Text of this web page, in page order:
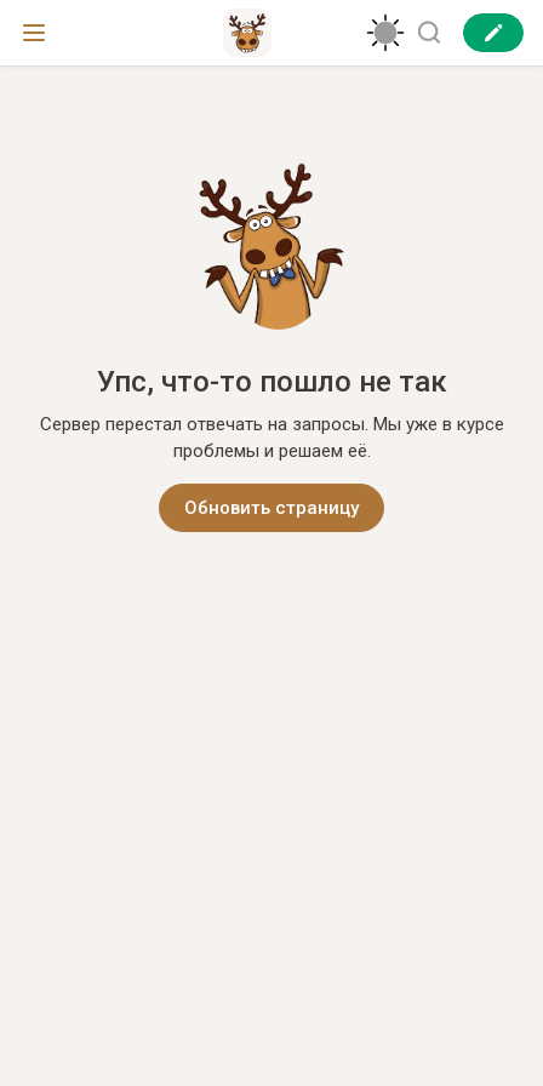
Упс, что-то пошло не так
Сервер перестал отвечать на запросы. Мы уже в курсе
проблемы и решаем её.
Обновить страницу